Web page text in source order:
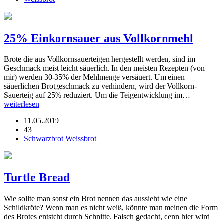
25% Einkornsauer aus Vollkornmehl
Brote die aus Vollkornsauerteigen hergestellt werden, sind im
Geschmack meist leicht säuerlich. In den meisten Rezepten (von
mir) werden 30-35% der Mehlmenge versäuert. Um einen
säuerlichen Brotgeschmack zu verhindern, wird der Vollkorn-
Sauerteig auf 25% reduziert. Um die Teigentwicklung im…
weiterlesen
11.05.2019
43
Schwarzbrot Weissbrot
Turtle Bread
Wie sollte man sonst ein Brot nennen das aussieht wie eine
Schildkröte? Wenn man es nicht weiß, könnte man meinen die Form
des Brotes entsteht durch Schnitte. Falsch gedacht, denn hier wird